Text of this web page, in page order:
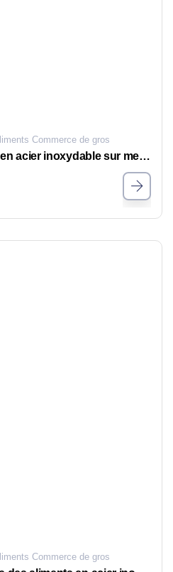
Commerce de gros
Récipients alimentaires en acier inoxydable sur mesure, en gros, beaux et à spécifications multiples
Commerce de gros